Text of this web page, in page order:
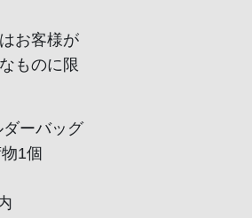
お客様が
ものに限
ダーバッグ
1個